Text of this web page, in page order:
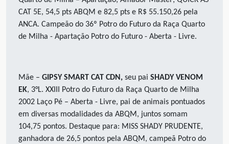
CAT 5E, 54,5 pts ABQM e 82,5 pts e R$ 55.150,26 pela
ANCA. Campeão do 36º Potro do Futuro da Raça Quarto
de Milha - Apartação Potro do Futuro - Aberta - Livre.
Mãe – GIPSY SMART CAT CDN, seu pai SHADY VENOM
EK, 3°L. XXIII Potro do Futuro da Raça Quarto de Milha
2002 Laço Pé – Aberta - Livre, pai de animais pontuados
em diversas modalidades da ABQM, juntos somam
104,75 pontos. Destaque para: MISS SHADY PRUDENTE,
ganhadora de 26,5 pontos pela ABQM, campeã Potro do